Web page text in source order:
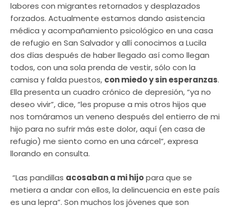
labores con migrantes retornados y desplazados
forzados. Actualmente estamos dando asistencia
médica y acompañamiento psicológico en una casa
de refugio en San Salvador y allí conocimos a Lucila
dos días después de haber llegado así como llegan
todos, con una sola prenda de vestir, sólo con la
camisa y falda puestos, con miedo y sin esperanzas.
Ella presenta un cuadro crónico de depresión, “ya no
deseo vivir”, dice, “les propuse a mis otros hijos que
nos tomáramos un veneno después del entierro de mi
hijo para no sufrir más este dolor, aquí (en casa de
refugio) me siento como en una cárcel”, expresa
llorando en consulta.
“Las pandillas acosaban a mi hijopara que se
metiera a andar con ellos, la delincuencia en este país
es una lepra”. Son muchos los jóvenes que son